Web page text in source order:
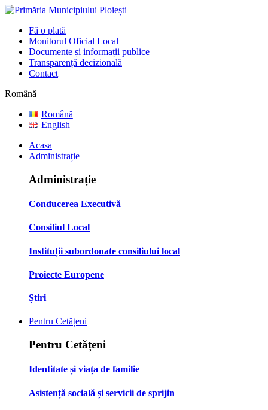
Fă o plată
Monitorul Oficial Local
Documente și informații publice
Transparență decizională
Contact
Română
Română
English
Acasa
Administrație
Administrație
Conducerea Executivă
Consiliul Local
Instituții subordonate consiliului local
Proiecte Europene
Știri
Pentru Cetățeni
Pentru Cetățeni
Identitate și viața de familie
Asistență socială și servicii de sprijin